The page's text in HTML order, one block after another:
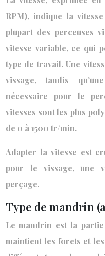
RPM), indique la
plupart des perceuses
vitesse variable, ce qui
type de travail. Une
vissage, tandis
nécessaire pour le
vitesses sont les plus
de 0 à 1500 tr/min.
Adapter la vitesse est
pour le vissage, une
perçage.
Type de mandrin
Le mandrin est la
maintient les forets et